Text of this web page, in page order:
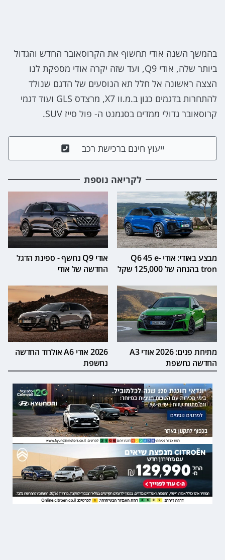
בהמשך השנה אודי תחשוף את הקרוסאובר החדש והגדול
ביותר שלה, אודי Q9, ועד שזה יקרה אודי מספקת לנו
הצצה ראשונה אל חלל תא הנוסעים של הדגם שנולד
להתחרות בדגמים כגון ב.מ.וו X7, מרצדס GLS ועוד דגמי
קרוסאובר גדולי ממדים בסגמנט ה- פול סייז SUV.
ייעוץ חינם ברכישת רכב
לקריאה נוספת
מבצע באודי: אודי Q6 45 e-
tron בהנחה של 125,000 שקל
אודי Q9 נחשף - ספינת הדגל
החדשה של אודי
מתיחת פנים: 2026 אודי A3
החדשה נחשפת
2026 אודי A6 אולרוד החדשה
נחשפת